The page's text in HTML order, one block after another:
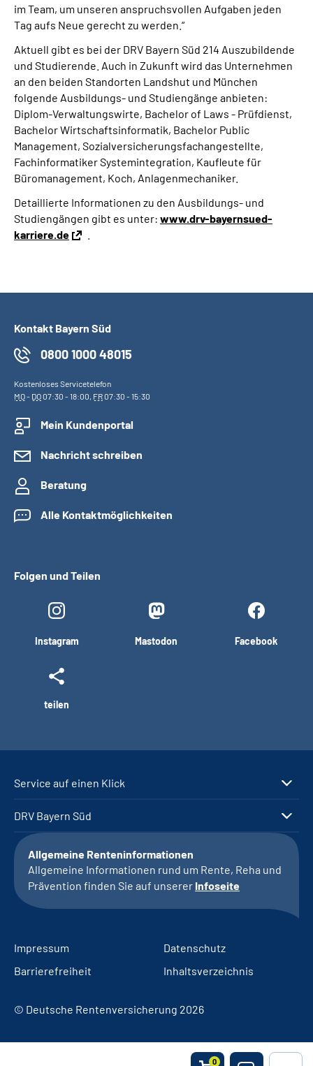
im Team, um unseren anspruchsvollen Aufgaben jeden
Tag aufs Neue gerecht zu werden.“
Aktuell gibt es bei der DRV Bayern Süd 214 Auszubildende
und Studierende. Auch in Zukunft wird das Unternehmen
an den beiden Standorten Landshut und München
folgende Ausbildungs- und Studiengänge anbieten:
Diplom-Verwaltungswirte, Bachelor of Laws - Prüfdienst,
Bachelor Wirtschaftsinformatik, Bachelor Public
Management, Sozialversicherungsfachangestellte,
Fachinformatiker Systemintegration, Kaufleute für
Büromanagement, Koch, Anlagenmechaniker.
Detaillierte Informationen zu den Ausbildungs- und
Studiengängen gibt es unter: www.drv-bayernsued-
karriere.de
0
Kontakt Bayern Süd
0800 1000 48015
Kostenloses Servicetelefon
MO- DO07:30 - 18:00, FR07:30 - 15:30
Mein Kundenportal
Nachricht schreiben
Beratung
Alle Kontaktmöglichkeiten
Folgen und Teilen
Instagram Mastodon Facebook
teilen
Service auf einen Klick
DRV Bayern Süd
Allgemeine Renteninformationen
Allgemeine Informationen rund um Rente, Reha und
Prävention finden Sie auf unserer Infoseite
Impressum
Datenschutz
Barrierefreiheit
Inhaltsverzeichnis
© Deutsche Rentenversicherung 2026